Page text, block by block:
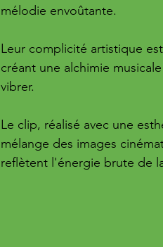
mélodie envoûtante.
Leur complicité artistique
créant une alchimie
vibrer.
Le clip, réalisé avec une
mélange des images
reflètent l'énergie brute de